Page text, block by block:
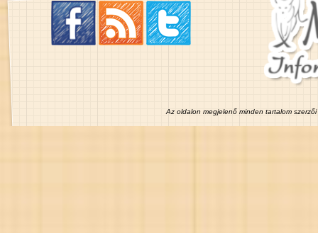
Az oldalon megjelenő minden tartalom